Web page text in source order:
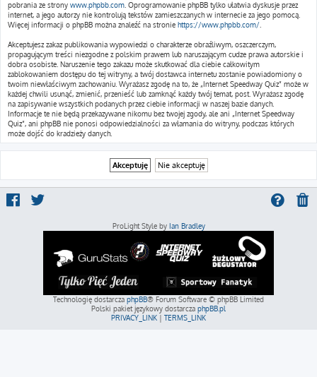
pobrania ze strony www.phpbb.com . Oprogramowanie phpBB tylko ułatwia dyskusje przez
internet, a jego autorzy nie kontrolują tekstów zamieszczanych w internecie za jego pomocą.
Więcej informacji o phpBB można znaleźć na stronie https://www.phpbb.com/
Akceptujesz zakaz publikowania wypowiedzi o charakterze obraźliwym, oszczerczym,
propagującym treści niezgodne z polskim prawem lub naruszającym cudze prawa autorskie i
dobra osobiste. Naruszenie tego zakazu może skutkować dla ciebie całkowitym
zablokowaniem dostępu do tej witryny, a twój dostawca internetu zostanie powiadomiony o
twoim niewłaściwym zachowaniu. Wyrażasz zgodę na to, że „Internet Speedway Quiz” może w
każdej chwili usunąć, zmienić, przenieść lub zamknąć każdy twój temat, post. Wyrażasz zgodę
na zapisywanie wszystkich podanych przez ciebie informacji w naszej bazie danych.
Informacje te nie będą przekazywane nikomu bez twojej zgody, ale ani „Internet Speedway
Quiz”, ani phpBB nie ponosi odpowiedzialności za włamania do witryny, podczas których
może dojść do kradzieży danych.
ProLight Style by Ian Bradley
Technologię dostarcza phpBB® Forum Software © phpBB Limited
Polski pakiet językowy dostarcza phpBB.pl
PRIVACY_LINK | TERMS_LINK